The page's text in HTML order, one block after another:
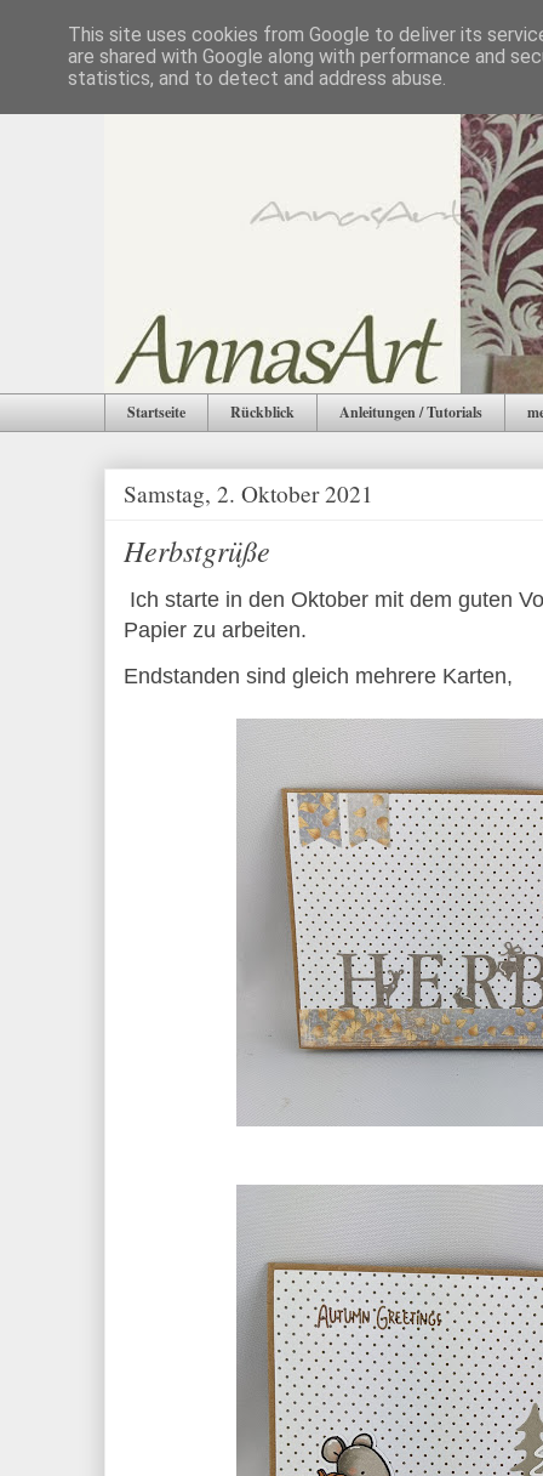
Startseite Rückblick Anleitungen / Tutorials
Samstag, 2. Oktober 2021
Herbstgrüße
Ich starte in den Oktober mit dem guten
Papier zu arbeiten.
Endstanden sind gleich mehrere Karten,
This site uses cookies from Google to deliver its
are shared with Google along with performance and
statistics, and to detect and address abuse.